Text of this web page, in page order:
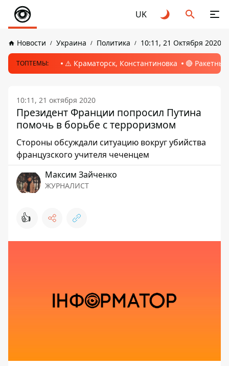
UK
Новости Украина Политика 10:11, 21 Октября 2020
ТОПТЕМЫ: ⚠️ Краматорск, Константиновка 🔴
10:11, 21 октября 2020
Президент Франции попросил Путина
помочь в борьбе с терроризмом
Стороны обсуждали ситуацию вокруг убийства
французского учителя чеченцем
Максим Зайченко
ЖУРНАЛИСТ
👍